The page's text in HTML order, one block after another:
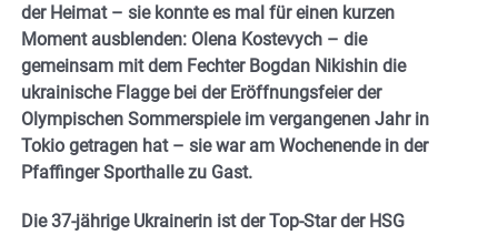
der Heimat – sie konnte es mal für einen kurzen
Moment ausblenden: Olena Kostevych – die
gemeinsam mit dem Fechter Bogdan Nikishin die
ukrainische Flagge bei der Eröffnungsfeier der
Olympischen Sommerspiele im vergangenen Jahr in
Tokio getragen hat – sie war am Wochenende in der
Pfaffinger Sporthalle zu Gast.
Die 37-jährige Ukrainerin ist der Top-Star der HSG